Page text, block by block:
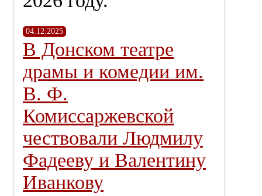
04.12.2025
В Донском театре
драмы и комедии им.
В. Ф.
Комиссаржевской
чествовали Людмилу
Фадееву и Валентину
Иванкову